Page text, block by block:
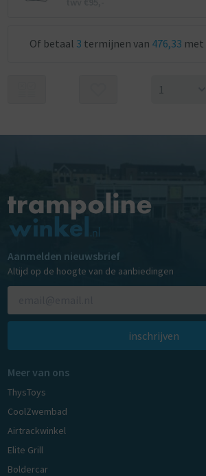
Of betaal 3 termijnen van 476,33 met
Aanmelden nieuwsbrief
Altijd op de hoogte van de aanbiedingen
inschrijven
Meer van ons
ThysToys
CoolZwembad
Airtrackwinkel
Elite Grill
Boldercar